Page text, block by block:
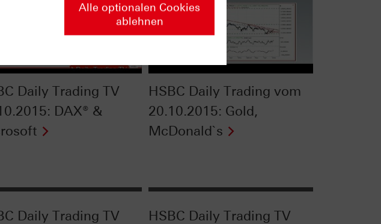
Daily Trading TV
DAX® &
HSBC Daily Trading vom
20.10.2015: Gold,
McDonald`s
Daily Trading TV
HSBC Daily Trading TV
Alle optionalen Cookies
ablehnen